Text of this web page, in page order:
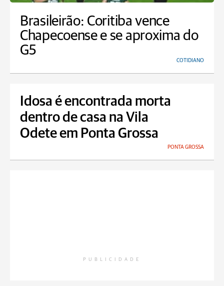
Brasileirão: Coritiba vence
Chapecoense e se aproxima do
G5
COTIDIANO
Idosa é encontrada morta
dentro de casa na Vila
Odete em Ponta Grossa
PONTA GROSSA
PUBLICIDADE